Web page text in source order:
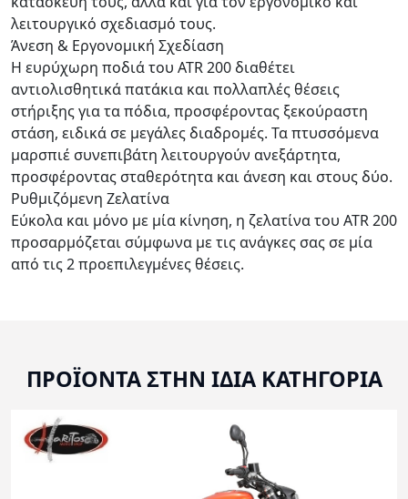
λειτουργικό σχεδιασμό τους.
Άνεση & Εργονομική Σχεδίαση
Η ευρύχωρη ποδιά του ATR 200 διαθέτει
αντιολισθητικά πατάκια και πολλαπλές θέσεις
στήριξης για τα πόδια, προσφέροντας ξεκούραστη
στάση, ειδικά σε μεγάλες διαδρομές. Τα πτυσσόμενα
μαρσπιέ συνεπιβάτη λειτουργούν ανεξάρτητα,
προσφέροντας σταθερότητα και άνεση και στους δύο.
Ρυθμιζόμενη Ζελατίνα
Εύκολα και μόνο με μία κίνηση, η ζελατίνα του ATR 200
προσαρμόζεται σύμφωνα με τις ανάγκες σας σε μία
από τις 2 προεπιλεγμένες θέσεις.
ΠΡΟΪΟΝΤΑ ΣΤΗΝ ΙΔΙΑ ΚΑΤΗΓΟΡΙΑ